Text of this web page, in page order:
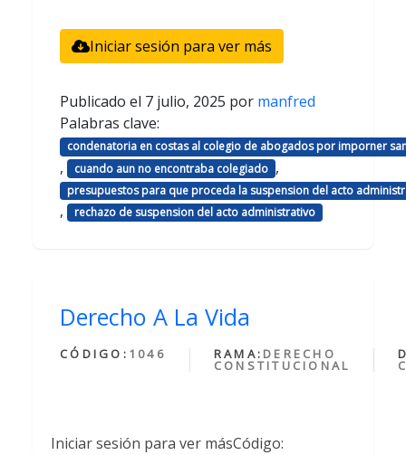
Iniciar sesión para ver más
Publicado el 7 julio, 2025 por manfred
Palabras clave:
condenatoria en costas al colegio de abogados por imporner
, cuando aun no encontraba colegiado ,
presupuestos para que proceda la suspension del acto
, rechazo de suspension del acto administrativo
Derecho A La Vida
CÓDIGO: 1046 RAMA: DERECHO
CONSTITUCIONAL
Iniciar sesión para ver másCódigo: